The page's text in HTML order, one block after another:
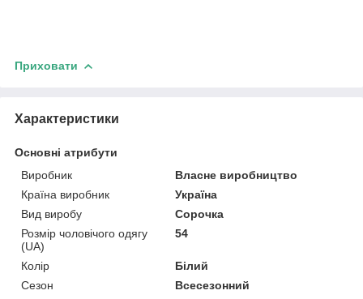
Приховати
Характеристики
Основні атрибути
Виробник
Власне виробництво
Країна виробник
Україна
Вид виробу
Сорочка
Розмір чоловічого одягу
(UA)
54
Колір
Білий
Сезон
Всесезонний